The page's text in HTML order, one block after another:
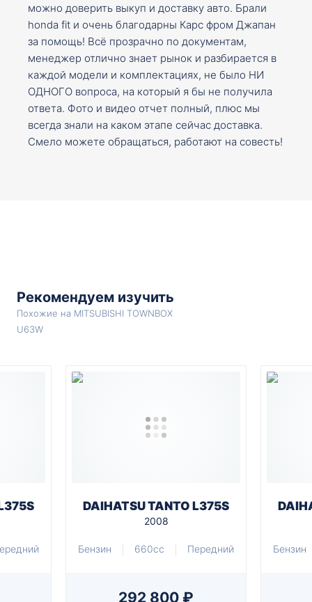
можно доверить выкуп и доставку авто. Брали
honda fit и очень благодарны Карс фром Джапан
за помощь! Всё прозрачно по документам,
менеджер отлично знает рынок и разбирается в
каждой модели и комплектациях, не было НИ
ОДНОГО вопроса, на который я бы не получила
ответа. Фото и видео отчет полный, плюс мы
всегда знали на каком этапе сейчас доставка.
Смело можете обращаться, работают на совесть!
Рекомендуем изучить
Похожие на MITSUBISHI TOWNBOX
U63W
DAIHATSU TANTO L375S
2008
Бензин 660cc Передний
292 800 ₽
Бензин